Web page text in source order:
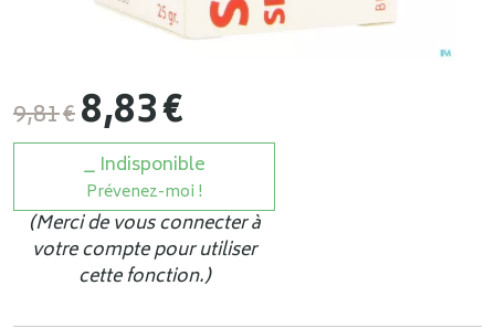
9,81€8,83€
Indisponible
Prévenez-moi !
(Merci de vous connecter à
votre compte pour utiliser
cette fonction.)